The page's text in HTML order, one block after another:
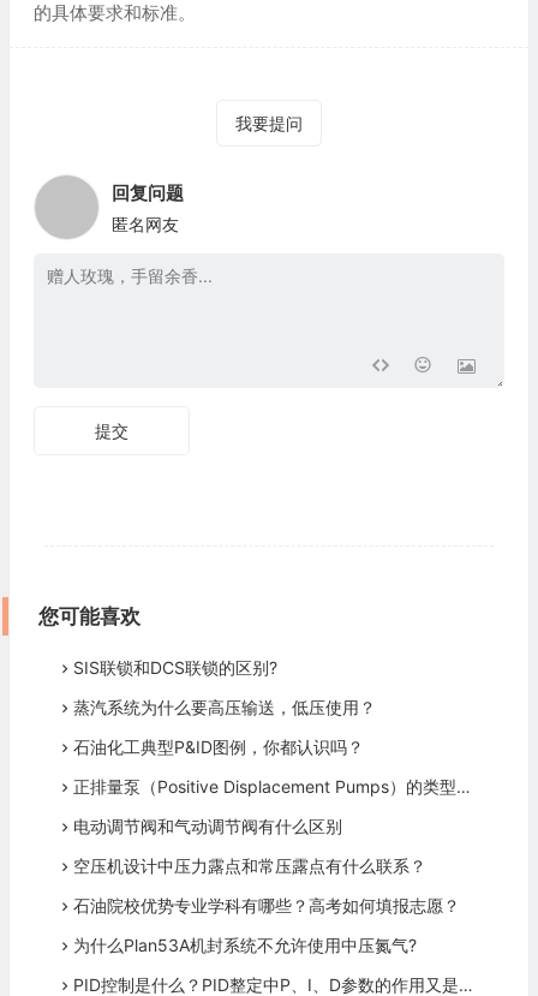
的具体要求和标准。
我要提问
回复问题
匿名网友
提交
您可能喜欢
SIS联锁和DCS联锁的区别?
蒸汽系统为什么要高压输送，低压使用？
石油化工典型P&ID图例，你都认识吗？
正排量泵（Positive Displacement Pumps）的类型有哪些？
电动调节阀和气动调节阀有什么区别
空压机设计中压力露点和常压露点有什么联系？
石油院校优势专业学科有哪些？高考如何填报志愿？
为什么Plan53A机封系统不允许使用中压氮气?
PID控制是什么？PID整定中P、I、D参数的作用又是什么？